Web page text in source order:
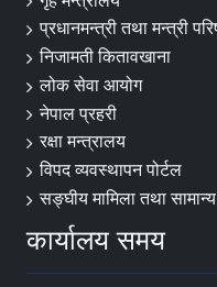
प्रधानमन्त्री तथा मन्त्री
निजामती कितावखाना
लोक सेवा आयोग
नेपाल प्रहरी
रक्षा मन्त्रालय
विपद व्यवस्थापन पोर्टल
सङ्घीय मामिला तथा
कार्यालय समय